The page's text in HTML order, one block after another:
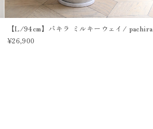
【L/94cm】パキラ ミルキーウェイ/ pachira
¥26,900